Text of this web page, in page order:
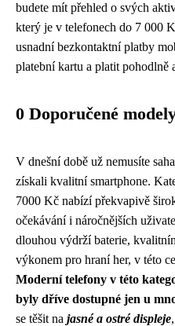
budete mít přehled o svých
který je v telefonech do 7 000
usnadní bezkontaktní platby
platební kartu a platit pohodlně
0 Doporučené
V dnešní době už nemusíte
získali kvalitní smartphone.
7000 Kč nabízí překvapivě
očekávání i náročnějších
dlouhou výdrží baterie,
výkonem pro hraní her, v této
Moderní telefony v této
byly dříve dostupné jen u
se těšit na jasné a ostré displeje,